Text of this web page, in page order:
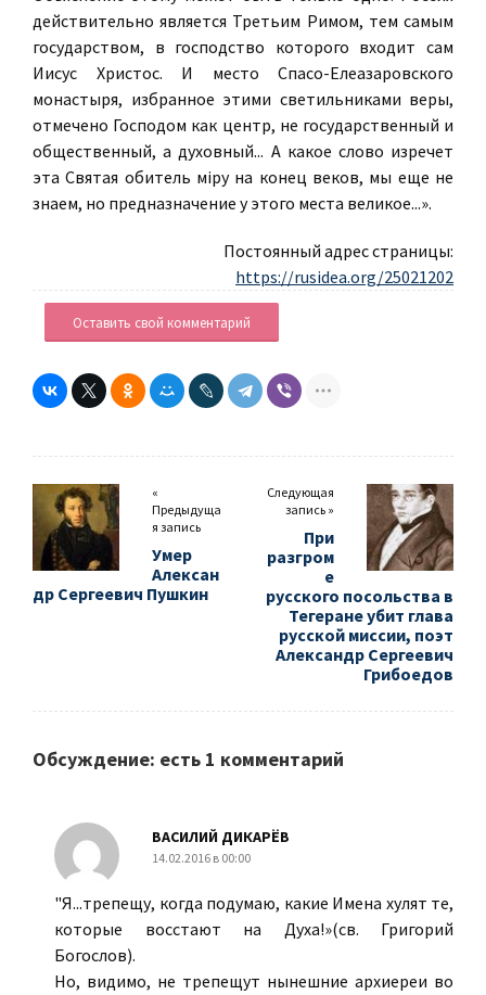
действительно является Третьим Римом, тем самым
государством, в господство которого входит сам
Иисус Христос. И место Спасо-Елеазаровского
монастыря, избранное этими светильниками веры,
отмечено Господом как центр, не государственный и
общественный, а духовный... А какое слово изречет
эта Святая обитель мiру на конец веков, мы еще не
знаем, но предназначение у этого места великое...».
Постоянный адрес страницы:
https://rusidea.org/25021202
Оставить свой комментарий
«
Предыдуща
я запись
Умер
Алексан
др Сергеевич Пушкин
Следующая
запись »
При
разгром
е
русского посольства в
Тегеране убит глава
русской миссии, поэт
Александр Сергеевич
Грибоедов
Обсуждение: есть 1 комментарий
ВАСИЛИЙ ДИКАРЁВ
14.02.2016 в 00:00
"Я...трепещу, когда подумаю, какие Имена хулят те,
которые восстают на Духа!»(св. Григорий
Богослов).
Но, видимо, не трепещут нынешние архиереи во